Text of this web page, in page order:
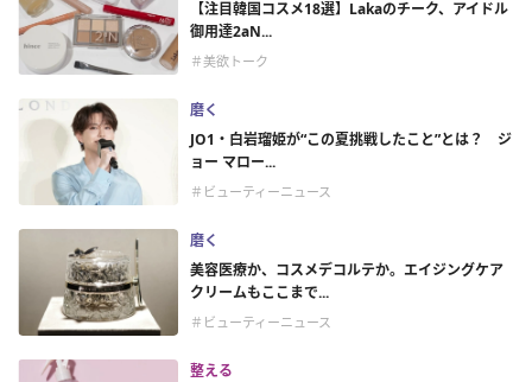
【注目韓国コスメ18選】Lakaのチーク、アイドル
御用達2aN...
＃美欲トーク
磨く
JO1・白岩瑠姫が“この夏挑戦したこと”とは？ ジ
ョー マロー...
＃ビューティーニュース
磨く
美容医療か、コスメデコルテか。エイジングケア
クリームもここまで...
＃ビューティーニュース
整える